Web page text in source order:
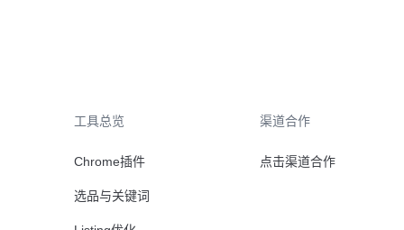
工具总览
Chrome插件
选品与关键词
渠道合作
点击渠道合作